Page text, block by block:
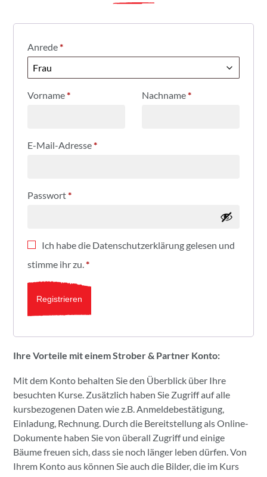
Anrede*
Vorname* Nachname*
E-Mail-Adresse*
Passwort*
Ich habe die Datenschutzerklärung gelesen und
stimme ihr zu.*
Registrieren
Ihre Vorteile mit einem Strober & Partner Konto:
Mit dem Konto behalten Sie den Überblick über Ihre
besuchten Kurse. Zusätzlich haben Sie Zugriff auf alle
kursbezogenen Daten wie z.B. Anmeldebestätigung,
Einladung, Rechnung. Durch die Bereitstellung als Online-
Dokumente haben Sie von überall Zugriff und einige
Bäume freuen sich, dass sie noch länger leben dürfen. Von
Ihrem Konto aus können Sie auch die Bilder, die im Kurs